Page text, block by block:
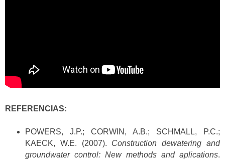
REFERENCIAS:
POWERS, J.P.; CORWIN, A.B.; SCHMALL, P.C.;
KAECK, W.E. (2007). Construction dewatering and
groundwater control: New methods and aplications.